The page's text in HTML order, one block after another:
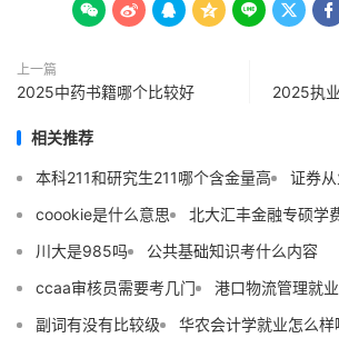
      
上一篇
2025中药书籍哪个比较好 2025执
相关推荐
本科211和研究生211哪个含金量高
证券
coookie是什么意思
北大汇丰金融专硕学
川大是985吗
公共基础知识考什么内容
ccaa审核员需要考几门
港口物流管理就
副词有没有比较级
华农会计学就业怎么样